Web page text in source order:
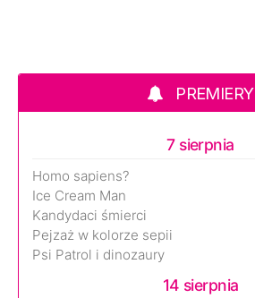
PREMIERY
7 sierpnia
Homo sapiens?
Ice Cream Man
Kandydaci śmierci
Pejzaż w kolorze sepii
Psi Patrol i dinozaury
14 sierpnia